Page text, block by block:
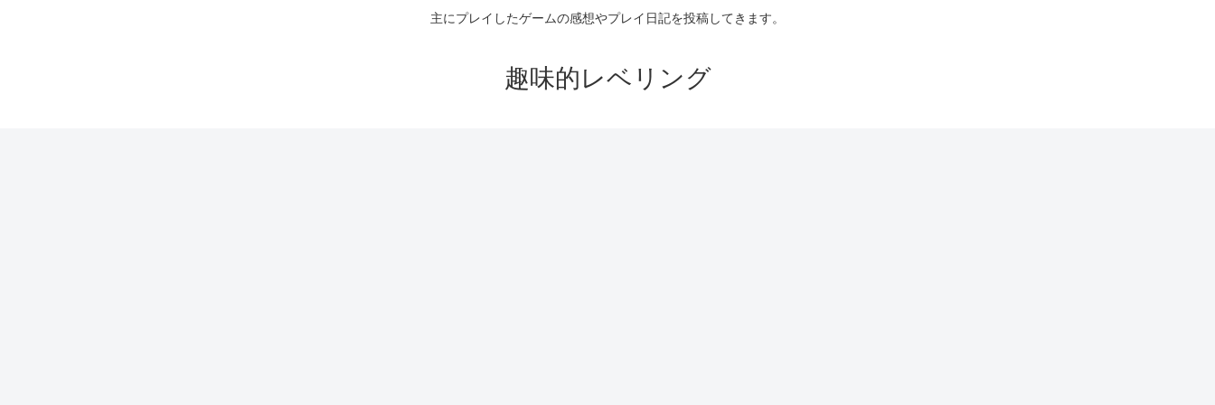
主にプレイしたゲームの感想やプレイ日記を投稿してきます。
趣味的レベリング